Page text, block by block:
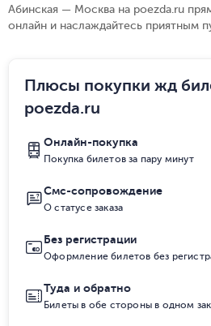
Абинская — Москва на poezda.ru
онлайн и наслаждайтесь приятным
Плюсы покупки жд
poezda.ru
Онлайн-покупка
Покупка билетов за пару минут
Смс-сопровождение
О статусе заказа
Без регистрации
Оформление билетов без
Туда и обратно
Билеты в обе стороны в одном